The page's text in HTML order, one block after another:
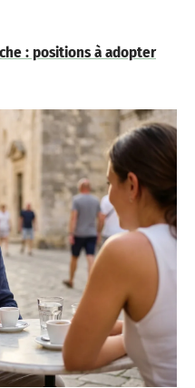
: positions à adopter